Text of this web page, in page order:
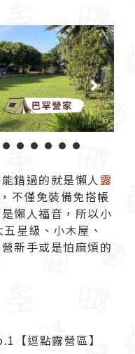
1 2 3 4 5 6
錯過的就是懶人 露
不僅免裝備免搭帳
懶人福音，所以小
星級、小木屋、
新手或是怕麻煩的
【逗點露營區】